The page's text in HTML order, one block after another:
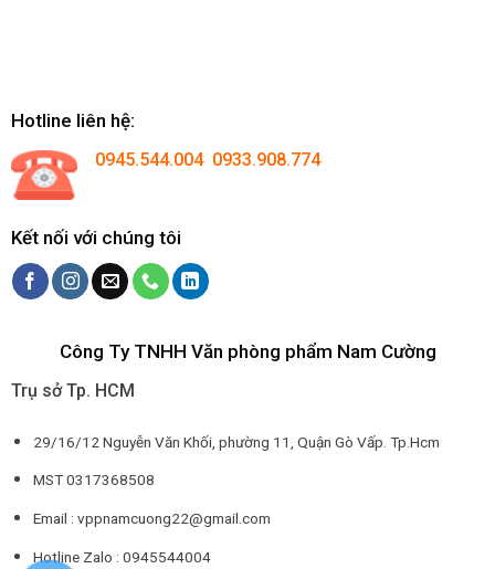
Hotline liên hệ:
0945.544.004 0933.908.774
Kết nối với chúng tôi
Công Ty TNHH Văn phòng phẩm Nam Cường
Trụ sở Tp. HCM
29/16/12 Nguyễn Văn Khối, phường 11, Quận Gò Vấp. Tp.Hcm
MST 0317368508
Email : vppnamcuong22@gmail.com
Hotline Zalo : 0945544004